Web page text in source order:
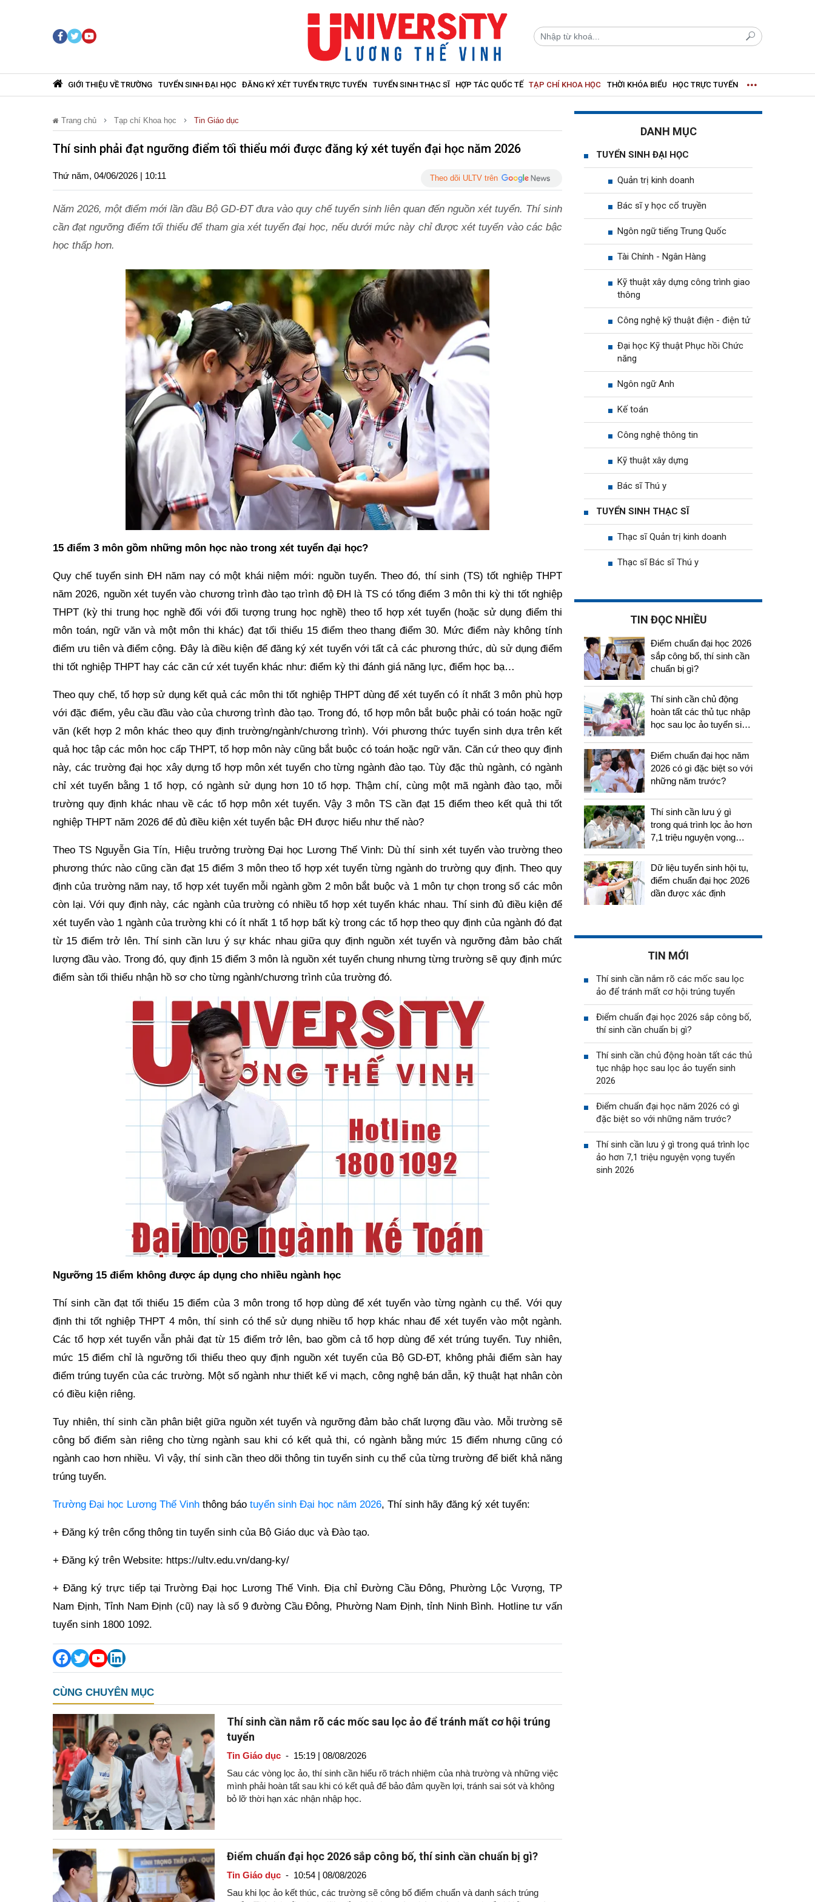
GIỚI THIỆU VỀ TRƯỜNG TUYỂN SINH ĐẠI HỌC ĐĂNG KÝ XÉT TUYỂN TRỰC TUYẾN TUYỂN SINH THẠC SĨ HỢP TÁC QUỐC TẾ TẠP CHÍ KHOA HỌC THỜI KHÓA BIỂU HỌC TRỰC TUYẾN
Trang chủ Tạp chí Khoa học Tin Giáo dục
Thí sinh phải đạt ngưỡng điểm tối thiểu mới được đăng ký xét tuyển đại học năm 2026
Thứ năm, 04/06/2026 | 10:11 Theo dõi ULTV trên
Năm 2026, một điểm mới lần đầu Bộ GD-ĐT đưa vào quy chế tuyển sinh liên quan đến nguồn xét tuyển. Thí sinh
cần đạt ngưỡng điểm tối thiểu để tham gia xét tuyển đại học, nếu dưới mức này chỉ được xét tuyển vào các bậc
học thấp hơn.
15 điểm 3 môn gồm những môn học nào trong xét tuyển đại học?
Quy chế tuyển sinh ĐH năm nay có một khái niệm mới: nguồn tuyển. Theo đó, thí sinh (TS) tốt nghiệp THPT
năm 2026, nguồn xét tuyển vào chương trình đào tạo trình độ ĐH là TS có tổng điểm 3 môn thi kỳ thi tốt nghiệp
THPT (kỳ thi trung học nghề đối với đối tượng trung học nghề) theo tổ hợp xét tuyển (hoặc sử dụng điểm thi
môn toán, ngữ văn và một môn thi khác) đạt tối thiểu 15 điểm theo thang điểm 30. Mức điểm này không tính
điểm ưu tiên và điểm cộng. Đây là điều kiện để đăng ký xét tuyển với tất cả các phương thức, dù sử dụng điểm
thi tốt nghiệp THPT hay các căn cứ xét tuyển khác như: điểm kỳ thi đánh giá năng lực, điểm học bạ…
Theo quy chế, tổ hợp sử dụng kết quả các môn thi tốt nghiệp THPT dùng để xét tuyển có ít nhất 3 môn phù hợp
với đặc điểm, yêu cầu đầu vào của chương trình đào tạo. Trong đó, tổ hợp môn bắt buộc phải có toán hoặc ngữ
văn (kết hợp 2 môn khác theo quy định trường/ngành/chương trình). Với phương thức tuyển sinh dựa trên kết
quả học tập các môn học cấp THPT, tổ hợp môn này cũng bắt buộc có toán hoặc ngữ văn. Căn cứ theo quy định
này, các trường đại học xây dựng tổ hợp môn xét tuyển cho từng ngành đào tạo. Tùy đặc thù ngành, có ngành
chỉ xét tuyển bằng 1 tổ hợp, có ngành sử dụng hơn 10 tổ hợp. Thậm chí, cùng một mã ngành đào tạo, mỗi
trường quy định khác nhau về các tổ hợp môn xét tuyển. Vậy 3 môn TS cần đạt 15 điểm theo kết quả thi tốt
nghiệp THPT năm 2026 để đủ điều kiện xét tuyển bậc ĐH được hiểu như thế nào?
Theo TS Nguyễn Gia Tín, Hiệu trưởng trường Đại học Lương Thế Vinh: Dù thí sinh xét tuyển vào trường theo
phương thức nào cũng cần đạt 15 điểm 3 môn theo tổ hợp xét tuyển từng ngành do trường quy định. Theo quy
định của trường năm nay, tổ hợp xét tuyển mỗi ngành gồm 2 môn bắt buộc và 1 môn tự chọn trong số các môn
còn lại. Với quy định này, các ngành của trường có nhiều tổ hợp xét tuyển khác nhau. Thí sinh đủ điều kiện để
xét tuyển vào 1 ngành của trường khi có ít nhất 1 tổ hợp bất kỳ trong các tổ hợp theo quy định của ngành đó đạt
từ 15 điểm trở lên. Thí sinh cần lưu ý sự khác nhau giữa quy định nguồn xét tuyển và ngưỡng đảm bảo chất
lượng đầu vào. Trong đó, quy định 15 điểm 3 môn là nguồn xét tuyển chung nhưng từng trường sẽ quy định mức
điểm sàn tối thiểu nhận hồ sơ cho từng ngành/chương trình của trường đó.
Ngưỡng 15 điểm không được áp dụng cho nhiều ngành học
Thí sinh cần đạt tối thiểu 15 điểm của 3 môn trong tổ hợp dùng để xét tuyển vào từng ngành cụ thể. Với quy
định thi tốt nghiệp THPT 4 môn, thí sinh có thể sử dụng nhiều tổ hợp khác nhau để xét tuyển vào một ngành.
Các tổ hợp xét tuyển vẫn phải đạt từ 15 điểm trở lên, bao gồm cả tổ hợp dùng để xét trúng tuyển. Tuy nhiên,
mức 15 điểm chỉ là ngưỡng tối thiểu theo quy định nguồn xét tuyển của Bộ GD-ĐT, không phải điểm sàn hay
điểm trúng tuyển của các trường. Một số ngành như thiết kế vi mạch, công nghệ bán dẫn, kỹ thuật hạt nhân còn
có điều kiện riêng.
Tuy nhiên, thí sinh cần phân biệt giữa nguồn xét tuyển và ngưỡng đảm bảo chất lượng đầu vào. Mỗi trường sẽ
công bố điểm sàn riêng cho từng ngành sau khi có kết quả thi, có ngành bằng mức 15 điểm nhưng cũng có
ngành cao hơn nhiều. Vì vậy, thí sinh cần theo dõi thông tin tuyển sinh cụ thể của từng trường để biết khả năng
trúng tuyển.
Trường Đại học Lương Thế Vinh thông báo tuyển sinh Đại học năm 2026, Thí sinh hãy đăng ký xét tuyển:
+ Đăng ký trên cổng thông tin tuyển sinh của Bộ Giáo dục và Đào tạo.
+ Đăng ký trên Website: https://ultv.edu.vn/dang-ky/
+ Đăng ký trực tiếp tại Trường Đại học Lương Thế Vinh. Địa chỉ Đường Cầu Đông, Phường Lộc Vượng, TP
Nam Định, Tỉnh Nam Định (cũ) nay là số 9 đường Cầu Đông, Phường Nam Định, tỉnh Ninh Bình. Hotline tư vấn
tuyển sinh 1800 1092.
CÙNG CHUYÊN MỤC
Thí sinh cần nắm rõ các mốc sau lọc ảo để tránh mất cơ hội trúng
tuyển
Tin Giáo dục- 15:19 | 08/08/2026
Sau các vòng lọc ảo, thí sinh cần hiểu rõ trách nhiệm của nhà trường và những việc
mình phải hoàn tất sau khi có kết quả để bảo đảm quyền lợi, tránh sai sót và không
bỏ lỡ thời hạn xác nhận nhập học.
Điểm chuẩn đại học 2026 sắp công bố, thí sinh cần chuẩn bị gì?
Tin Giáo dục- 10:54 | 08/08/2026
Sau khi lọc ảo kết thúc, các trường sẽ công bố điểm chuẩn và danh sách trúng
DANH MỤC
TUYỂN SINH ĐẠI HỌC
Quản trị kinh doanh
Bác sĩ y học cổ truyền
Ngôn ngữ tiếng Trung Quốc
Tài Chính - Ngân Hàng
Kỹ thuật xây dựng công trình giao
thông
Công nghệ kỹ thuật điện - điện tử
Đại học Kỹ thuật Phục hồi Chức
năng
Ngôn ngữ Anh
Kế toán
Công nghệ thông tin
Kỹ thuật xây dựng
Bác sĩ Thú y
TUYỂN SINH THẠC SĨ
Thạc sĩ Quản trị kinh doanh
Thạc sĩ Bác sĩ Thú y
TIN ĐỌC NHIỀU
Điểm chuẩn đại học 2026
sắp công bố, thí sinh cần
chuẩn bị gì?
Thí sinh cần chủ động
hoàn tất các thủ tục nhập
học sau lọc ảo tuyển sinh
Điểm chuẩn đại học năm
2026 có gì đặc biệt so với
những năm trước?
Thí sinh cần lưu ý gì
trong quá trình lọc ảo hơn
7,1 triệu nguyện vọng
Dữ liệu tuyển sinh hội tụ,
điểm chuẩn đại học 2026
dần được xác định
TIN MỚI
Thí sinh cần nắm rõ các mốc sau lọc
ảo để tránh mất cơ hội trúng tuyển
Điểm chuẩn đại học 2026 sắp công bố,
thí sinh cần chuẩn bị gì?
Thí sinh cần chủ động hoàn tất các thủ
tục nhập học sau lọc ảo tuyển sinh
2026
Điểm chuẩn đại học năm 2026 có gì
đặc biệt so với những năm trước?
Thí sinh cần lưu ý gì trong quá trình lọc
ảo hơn 7,1 triệu nguyện vọng tuyển
sinh 2026